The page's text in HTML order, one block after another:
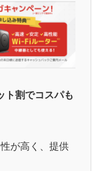
ト割でコスパも
が高く、提供